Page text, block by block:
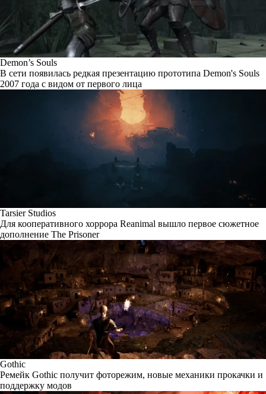
Demon’s Souls
В сети появилась редкая презентацию прототипа Demon's Souls
2007 года с видом от первого лица
Tarsier Studios
Для кооперативного хоррора Reanimal вышло первое сюжетное
дополнение The Prisoner
Gothic
Ремейк Gothic получит фоторежим, новые механики прокачки и
поддержку модов